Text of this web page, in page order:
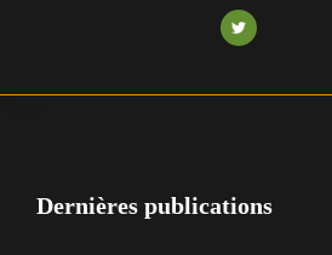
Dernières publications